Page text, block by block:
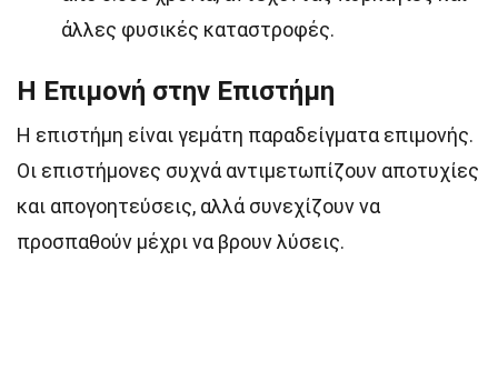
άλλες φυσικές καταστροφές.
Η Επιμονή στην Επιστήμη
Η επιστήμη είναι γεμάτη παραδείγματα επιμονής.
Οι επιστήμονες συχνά αντιμετωπίζουν αποτυχίες
και απογοητεύσεις, αλλά συνεχίζουν να
προσπαθούν μέχρι να βρουν λύσεις.